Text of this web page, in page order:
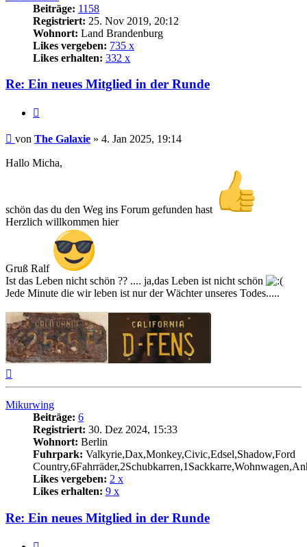
Beiträge: 1158
Registriert: 25. Nov 2019, 20:12
Wohnort: Land Brandenburg
Likes vergeben: 735 x
Likes erhalten: 332 x
Re: Ein neues Mitglied in der Runde
Beitrag
von The Galaxie » 4. Jan 2025, 19:14
Hallo Micha,
schön das du den Weg ins Forum gefunden hast
Herzlich willkommen hier
Gruß Ralf
Ist das Leben nicht schön ?? .... ja,das Leben ist nicht schön
Jede Minute die wir leben ist nur der Wächter unseres Todes.....
Mikurwing
Beiträge: 6
Registriert: 30. Dez 2024, 15:33
Wohnort: Berlin
Fuhrpark: Valkyrie,Dax,Monkey,Civic,Edsel,Shadow,Ford
Likes vergeben: 2 x
Likes erhalten: 9 x
Re: Ein neues Mitglied in der Runde